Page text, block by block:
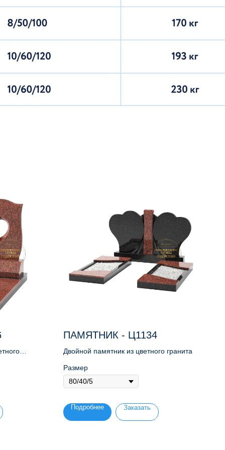
ПАМЯТНИК - Ц1134
Двойной памятник из цветного гранита
Размер
Подробнее Заказать